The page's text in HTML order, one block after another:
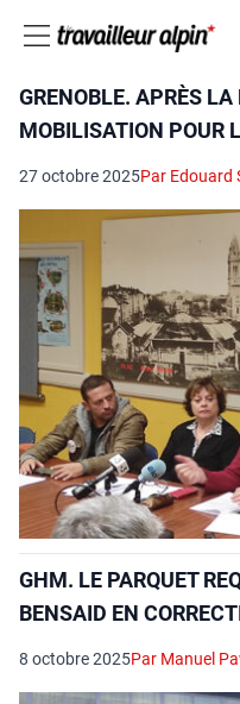
GRENOBLE. APRÈS LA
MOBILISATION POUR
27 octobre 2025Par Edouard
GHM. LE PARQUET
BENSAID EN
8 octobre 2025Par Manuel